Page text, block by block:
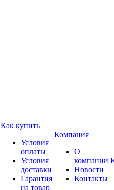
Как купить
Условия
оплаты
Условия
доставки
Гарантия
на товар
Компания
О
компании
Новости
Контакты